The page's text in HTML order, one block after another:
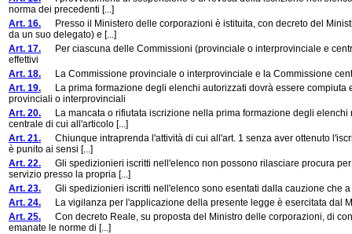
norma dei precedenti [...]
Art. 16. Presso il Ministero delle corporazioni è istituita, con decreto del
da un suo delegato) e [...]
Art. 17. Per ciascuna delle Commissioni (provinciale o interprovinciale e
effettivi
Art. 18. La Commissione provinciale o interprovinciale e la Commissione
Art. 19. La prima formazione degli elenchi autorizzati dovrà essere compiuta
provinciali o interprovinciali
Art. 20. La mancata o rifiutata iscrizione nella prima formazione degli elenchi
centrale di cui all'articolo [...]
Art. 21. Chiunque intraprenda l'attività di cui all'art. 1 senza aver ottenuto
è punito ai sensi [...]
Art. 22. Gli spedizionieri iscritti nell'elenco non possono rilasciare procura
servizio presso la propria [...]
Art. 23. Gli spedizionieri iscritti nell'elenco sono esentati dalla cauzione che
Art. 24. La vigilanza per l'applicazione della presente legge è esercitata dal
Art. 25. Con decreto Reale, su proposta del Ministro delle corporazioni, di
emanate le norme di [...]